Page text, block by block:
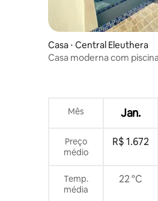
Casa ⋅ Central Eleuthera
Casa moderna com
Mês Jan.
Preço
médio
R$ 1.672
Temp.
média
22 °C